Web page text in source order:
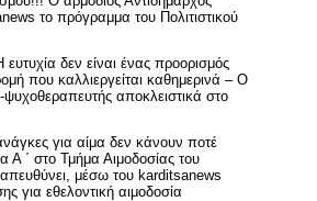
το πρόγραμμα του Πολιτιστικού
δεν είναι ένας προορισμός
που καλλιεργείται καθημερινά – Ο
ψυχοθεραπευτής αποκλειστικά στο
για αίμα δεν κάνουν ποτέ
Α ΄ στο Τμήμα Αιμοδοσίας του
μέσω του karditsanews
για εθελοντική αιμοδοσία